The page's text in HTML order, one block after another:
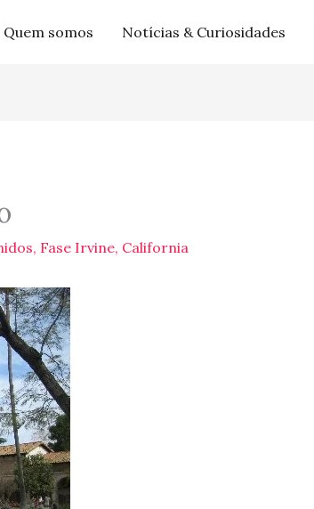
Quem somos Notícias & Curiosidades
, Fase Irvine, California